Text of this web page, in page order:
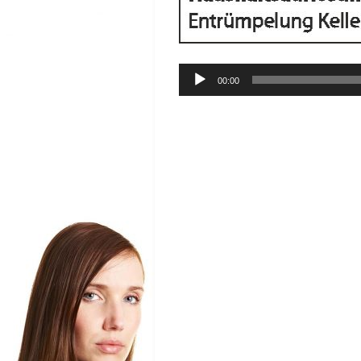
Audio-
Player
00:00